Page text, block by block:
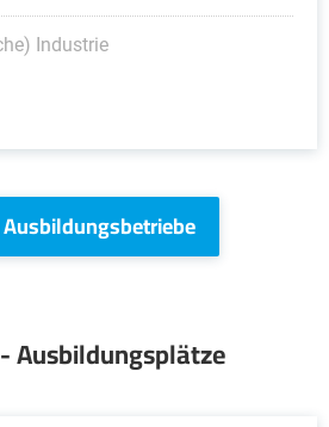
Industrie
Ausbildungsplätze